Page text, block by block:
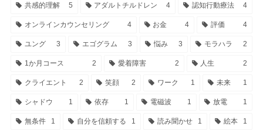
共感的理解 5 アダルトチルドレン 4 認知行動療法 4
オンラインカウンセリング 4 お金 4 評価 4
ユング 3 エゴグラム 3 悩み 3 モラハラ 2
1か月コース 2 愛着障害 2 人生 2
クライエント 2 笑顔 2 ワーク 1 未来 1
シャドウ 1 依存 1 電磁波 1 放電 1
無条件 1 自分を信頼する 1 読み聞かせ 1 絵本 1